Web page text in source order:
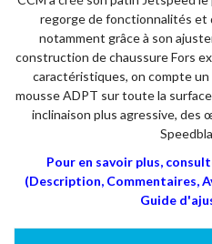
regorge de fonctionnalités et
notamment grâce à son
construction de chaussure Fors
caractéristiques, on compte
mousse ADPT sur toute la
inclinaison plus agressive,
Pour en savoir plus,
(Description, Commentaires,
Guide